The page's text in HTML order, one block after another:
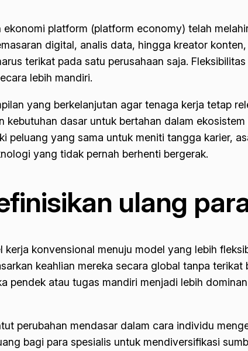
ekonomi platform (platform economy) telah
digital, analis data, hingga kreator
terikat pada satu perusahaan saja.
lebih mandiri.
yang berkelanjutan agar tenaga kerja tetap
dasar untuk bertahan dalam
yang sama untuk meniti tangga karier,
yang tidak pernah berhenti bergerak.
ulang
konvensional menuju model yang lebih
keahlian mereka secara global tanpa
pendek atau tugas mandiri menjadi lebih
perubahan mendasar dalam cara individu
bagi para spesialis untuk mendiversifikasi